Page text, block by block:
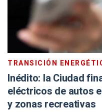
TRANSICIÓN
Inédito: la Ciudad
eléctricos de autos
y zonas recreativas